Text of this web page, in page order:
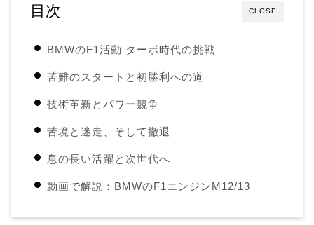
CLOSE
目次
BMWのF1活動 ターボ時代の挑戦
苦難のスタートと初勝利への道
技術革新とパワー競争
苦境と迷走、そして撤退
息の長い活躍と次世代へ
動画で解説：BMWのF1エンジンM12/13